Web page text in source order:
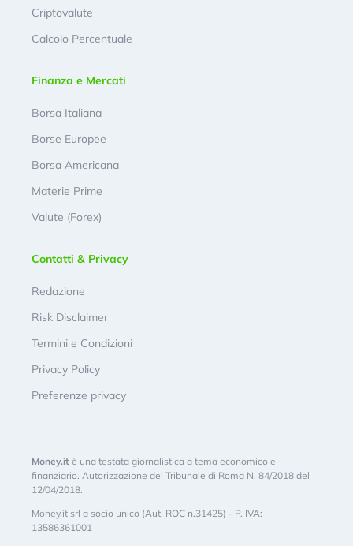
Criptovalute
Calcolo Percentuale
Finanza e Mercati
Borsa Italiana
Borse Europee
Borsa Americana
Materie Prime
Valute (Forex)
Contatti & Privacy
Redazione
Risk Disclaimer
Termini e Condizioni
Privacy Policy
Preferenze privacy
Money.it è una testata giornalistica a tema economico e
finanziario. Autorizzazione del Tribunale di Roma N. 84/2018 del
12/04/2018.
Money.it srl a socio unico (Aut. ROC n.31425) - P. IVA:
13586361001